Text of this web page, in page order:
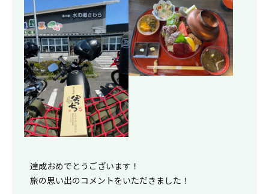
達成おめでとうございます！
旅の思い出のコメントをいただきました！